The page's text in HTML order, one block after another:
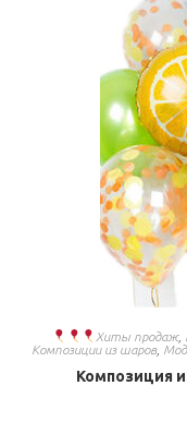
Хиты продаж,
Композиции из шаров,
Композиция